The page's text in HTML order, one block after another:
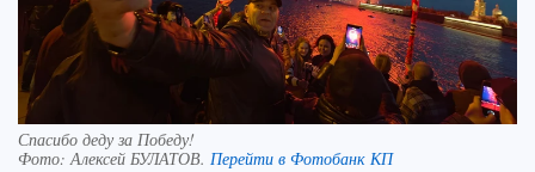
Спасибо деду за Победу!
Фото:Алексей БУЛАТОВ. Перейти в Фотобанк КП